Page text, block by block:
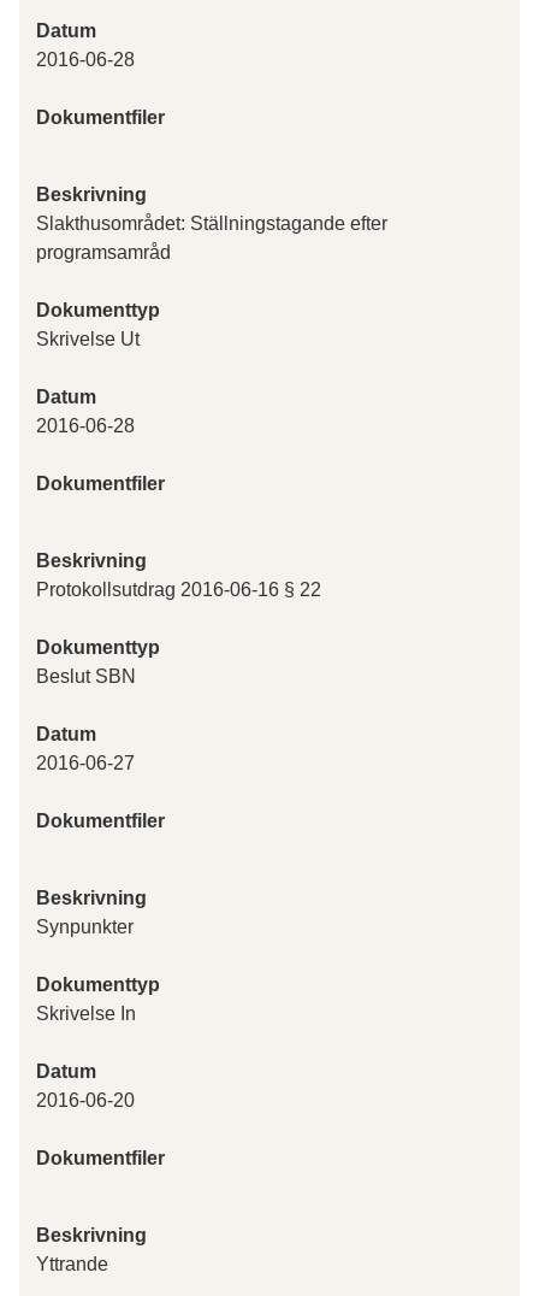
Datum
2016-06-28
Dokumentfiler
Beskrivning
Slakthusområdet: Ställningstagande efter
programsamråd
Dokumenttyp
Skrivelse Ut
Datum
2016-06-28
Dokumentfiler
Beskrivning
Protokollsutdrag 2016-06-16 § 22
Dokumenttyp
Beslut SBN
Datum
2016-06-27
Dokumentfiler
Beskrivning
Synpunkter
Dokumenttyp
Skrivelse In
Datum
2016-06-20
Dokumentfiler
Beskrivning
Yttrande